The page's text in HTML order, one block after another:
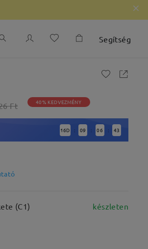
Segítség
Ft 40% KEDVEZMÉNY
16D : 09 : 06 : 42
(C1) készleten